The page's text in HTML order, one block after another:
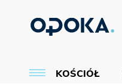
KOŚCIÓŁ